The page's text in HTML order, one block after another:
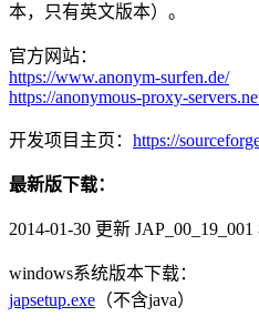
本，只有英文版本）。
官方网站：
https://www.anonym-surfen.de/
https://anonymous-proxy-
开发项目主页： https://
最新版下载：
2014-01-30 更新
windows系统版本下载：
japsetup.exe （不含java）